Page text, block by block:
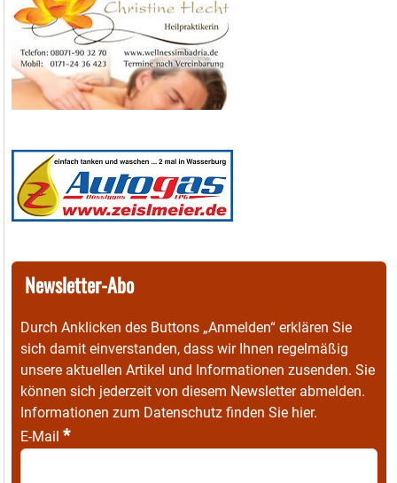
Newsletter-Abo
Durch Anklicken des Buttons „Anmelden“ erklären Sie
sich damit einverstanden, dass wir Ihnen regelmäßig
unsere aktuellen Artikel und Informationen zusenden. Sie
können sich jederzeit von diesem Newsletter abmelden.
Informationen zum Datenschutz finden Sie hier.
E-Mail *